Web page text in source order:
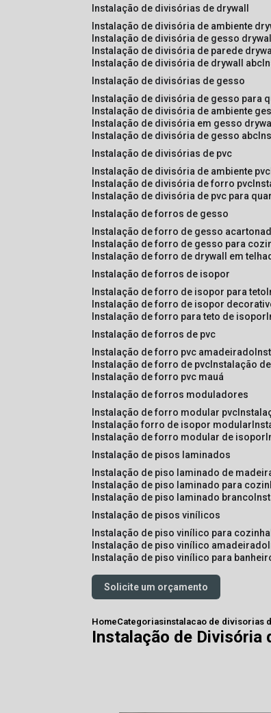
instalação de divisórias de drywall
instalação de divisória de ambiente
instalação de divisória de gesso drywall
instalação de divisória de parede
instalação de divisória de drywall abc
instalação de divisórias de gesso
instalação de divisória de gesso para
instalação de divisória de ambiente
instalação de divisória em gesso
instalação de divisória de gesso abc
instalação de divisórias de pvc
instalação de divisória de ambiente pvc
instalação de divisória de forro pvc
instalação de divisória de pvc para
instalação de forros de gesso
instalação de forro de gesso
instalação de forro de gesso para
instalação de forro de drywall em
instalação de forros de isopor
instalação de forro de isopor para teto
instalação de forro de isopor
instalação de forro para teto de isopor
instalação de forros de pvc
instalação de forro pvc amadeirado
instalação de forro de pvc instalação
instalação de forro pvc mauá
instalação de forros moduladores
instalação de forro modular pvc
instalação forro de isopor modular
instalação de forro modular de isopor
instalação de pisos laminados
instalação de piso laminado de
instalação de piso laminado para
instalação de piso laminado branco
instalação de pisos vinílicos
instalação de piso vinílico para cozinha
instalação de piso vinílico amadeirado
instalação de piso vinílico para
Solicite um orçamento
HomeCategoriasinstalacao de divisorias
Instalação de Divisória